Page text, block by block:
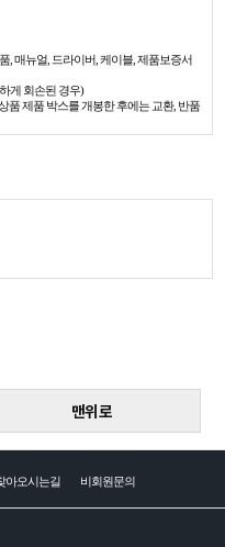
, 매뉴얼, 드라이버, 케이블, 제품보증서
게 회손된 경우)
품 제품 박스를 개봉한 후에는 교환, 반품
맨위로
아오시는길 비회원문의